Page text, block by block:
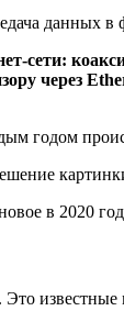
данных в
сети:
через
в 2020
Это